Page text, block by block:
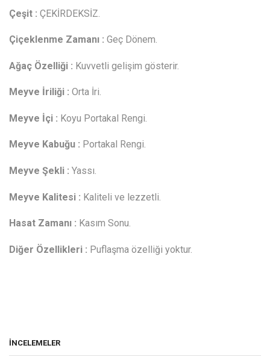
Çeşit : ÇEKİRDEKSİZ.
Çiçeklenme Zamanı : Geç Dönem.
Ağaç Özelliği : Kuvvetli gelişim gösterir.
Meyve İriliği : Orta İri.
Meyve İçi : Koyu Portakal Rengi.
Meyve Kabuğu : Portakal Rengi.
Meyve Şekli : Yassı.
Meyve Kalitesi : Kaliteli ve lezzetli.
Hasat Zamanı : Kasım Sonu.
Diğer Özellikleri : Puflaşma özelliği yoktur.
İNCELEMELER